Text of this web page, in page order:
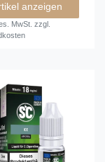
anzeigen
MwSt. zzgl.